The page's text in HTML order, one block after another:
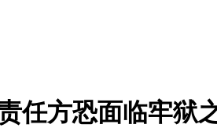
任方恐面临牢狱